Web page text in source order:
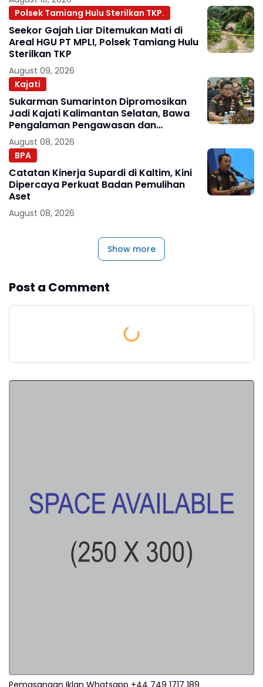
Polsek Tamiang Hulu Sterilkan TKP.
Seekor Gajah Liar Ditemukan Mati di
Areal HGU PT MPLI, Polsek Tamiang Hulu
Sterilkan TKP
August 09, 2026
Kajati
Sukarman Sumarinton Dipromosikan
Jadi Kajati Kalimantan Selatan, Bawa
Pengalaman Pengawasan dan
Kepemimpinan
August 08, 2026
BPA
Catatan Kinerja Supardi di Kaltim, Kini
Dipercaya Perkuat Badan Pemulihan
Aset
August 08, 2026
Show more
Post a Comment